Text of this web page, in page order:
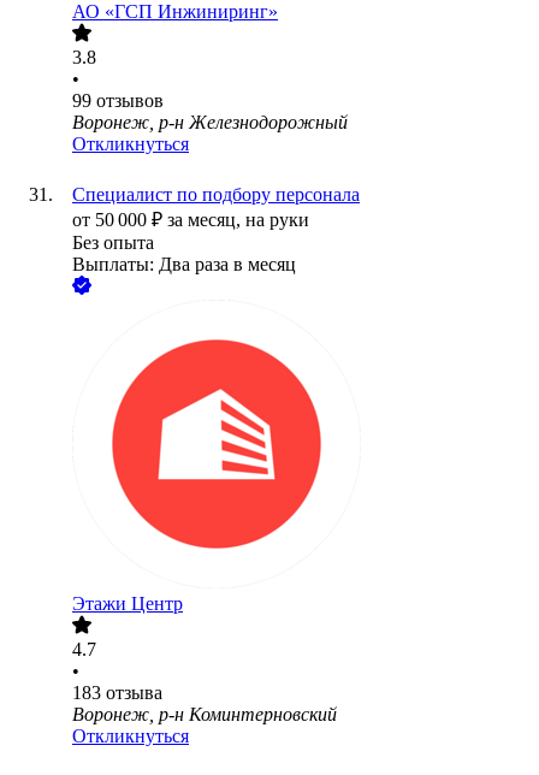
АО «ГСП Инжиниринг»
3.8
•
99 отзывов
Воронеж, р-н Железнодорожный
Откликнуться
Специалист по подбору персонала
от 50 000 ₽ за месяц, на руки
Без опыта
Выплаты: Два раза в месяц
Этажи Центр
4.7
•
183 отзыва
Воронеж, р-н Коминтерновский
Откликнуться